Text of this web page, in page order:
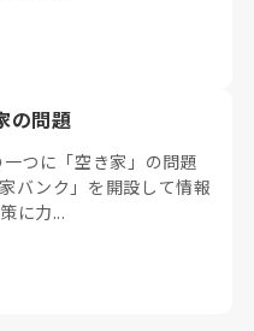
の問題
つに「空き家」の問題
バンク」を開設して情報
に力...